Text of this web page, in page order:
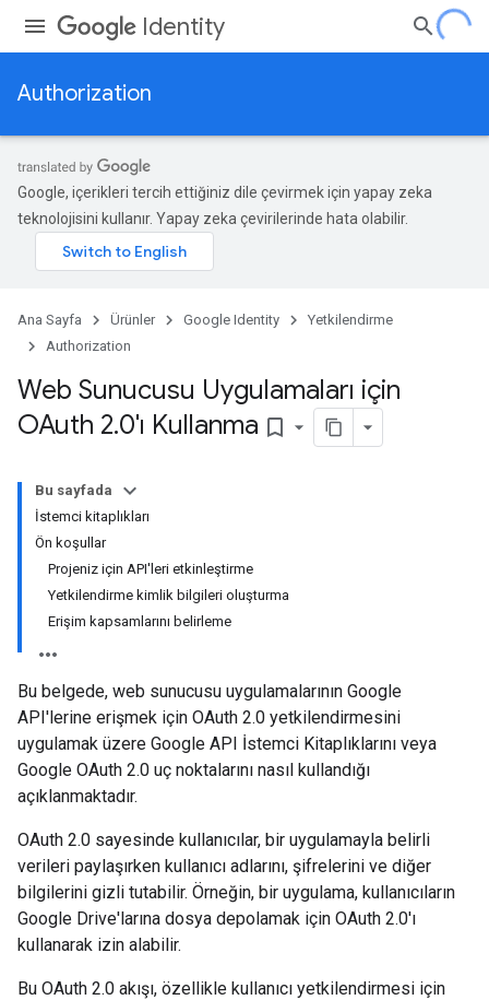
Identity
Authorization
Google, içerikleri tercih ettiğiniz dile çevirmek için yapay zeka
teknolojisini kullanır. Yapay zeka çevirilerinde hata olabilir.
Ana Sayfa Ürünler Google Identity
Yetkilendirme
Authorization
Web Sunucusu Uygulamaları için
OAuth 2.0'ı Kullanma bookmark_border
Bu sayfada
İstemci kitaplıkları
Ön koşullar
Projeniz için API'leri etkinleştirme
Yetkilendirme kimlik bilgileri oluşturma
Erişim kapsamlarını belirleme
Bu belgede, web sunucusu uygulamalarının Google
API'lerine erişmek için OAuth 2.0 yetkilendirmesini
uygulamak üzere Google API İstemci Kitaplıklarını veya
Google OAuth 2.0 uç noktalarını nasıl kullandığı
açıklanmaktadır.
OAuth 2.0 sayesinde kullanıcılar, bir uygulamayla belirli
verileri paylaşırken kullanıcı adlarını, şifrelerini ve diğer
bilgilerini gizli tutabilir. Örneğin, bir uygulama, kullanıcıların
Google Drive'larına dosya depolamak için OAuth 2.0'ı
kullanarak izin alabilir.
Bu OAuth 2.0 akışı, özellikle kullanıcı yetkilendirmesi için